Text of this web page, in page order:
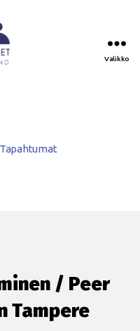
Valikko
Tapahtumat
/ Peer
Tampere